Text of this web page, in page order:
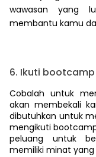
wawasan yang
membantu kamu
6. Ikuti
Cobalah untuk
akan membekali
dibutuhkan untuk
mengikuti
peluang untuk
memiliki minat yang